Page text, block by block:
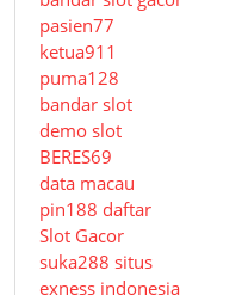
pasien77
ketua911
puma128
bandar slot
demo slot
BERES69
data macau
pin188 daftar
Slot Gacor
suka288 situs
exness indonesia